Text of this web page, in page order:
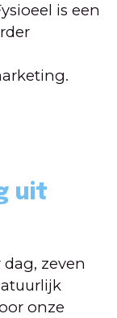
is een
uit
zeven
onze